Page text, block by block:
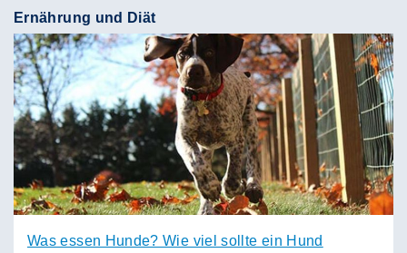
Ernährung und Diät
Was essen Hunde? Wie viel sollte ein Hund